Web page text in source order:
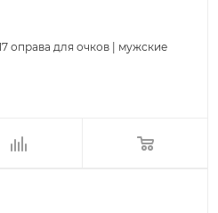
оправа для очков | мужские